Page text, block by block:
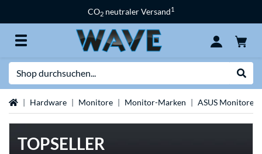
CO2 neutraler Versand1
StartseiteHardware Monitore Monitor-Marken ASUS Monitore
TOPSELLER